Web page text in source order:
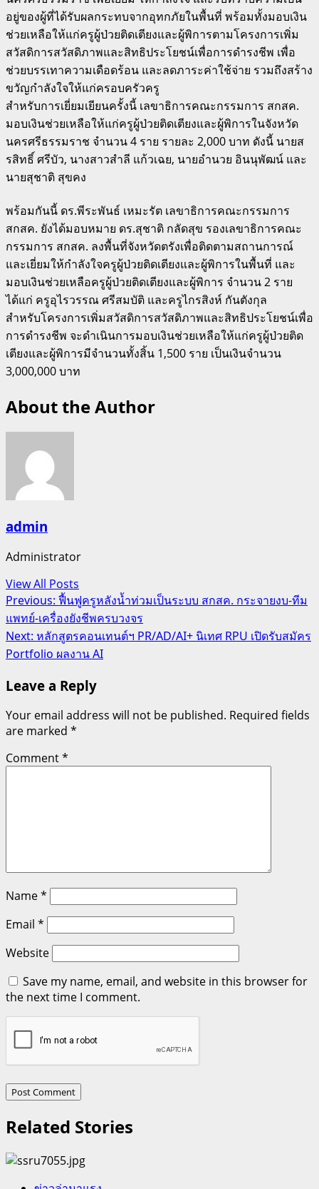
อยู่ของผู้ที่ได้รับผลกระทบจากอุทกภัยในพื้นที่ พร้อมทั้งมอบเงิน
ช่วยเหลือให้แก่ครูผู้ป่วยติดเตียงและผู้พิการตามโครงการเพิ่ม
สวัสดิการสวัสดิภาพและสิทธิประโยชน์เพื่อการดำรงชีพ เพื่อ
ช่วยบรรเทาความเดือดร้อน และลดภาระค่าใช้จ่าย รวมถึงสร้าง
ขวัญกำลังใจให้แก่ครอบครัวครู
สำหรับการเยี่ยมเยียนครั้งนี้ เลขาธิการคณะกรรมการ สกสค.
มอบเงินช่วยเหลือให้แก่ครูผู้ป่วยติดเตียงและผู้พิการในจังหวัด
นครศรีธรรมราช จำนวน 4 ราย รายละ 2,000 บาท ดังนี้ นายส
รสิทธิ์ ศรีบัว, นางสาวสำลี แก้วเฉย, นายอำนวย อินนุพัฒน์ และ
นายสุชาติ สุขคง
พร้อมกันนี้ ดร.พีระพันธ์ เหมะรัต เลขาธิการคณะกรรมการ
สกสค. ยังได้มอบหมาย ดร.สุชาติ กลัดสุข รองเลขาธิการคณะ
กรรมการ สกสค. ลงพื้นที่จังหวัดตรังเพื่อติดตามสถานการณ์
และเยี่ยมให้กำลังใจครูผู้ป่วยติดเตียงและผู้พิการในพื้นที่ และ
มอบเงินช่วยเหลือครูผู้ป่วยติดเตียงและผู้พิการ จำนวน 2 ราย
ได้แก่ ครูอุไรวรรณ ศรีสมบัติ และครูไกรสิงห์ กันตังกุล
สำหรับโครงการเพิ่มสวัสดิการสวัสดิภาพและสิทธิประโยชน์เพื่อ
การดำรงชีพ จะดำเนินการมอบเงินช่วยเหลือให้แก่ครูผู้ป่วยติด
เตียงและผู้พิการมีจำนวนทั้งสิ้น 1,500 ราย เป็นเงินจำนวน
3,000,000 บาท
About the Author
admin
Administrator
View All Posts
Post
navigation
Previous: ฟื้นฟูครูหลังน้ำท่วมเป็นระบบ สกสค. กระจายงบ-ทีม
แพทย์-เครื่องยังชีพครบวงจร
Next: หลักสูตรคอนเทนต์ฯ PR/AD/AI+ นิเทศ RPU เปิดรับสมัคร
Portfolio ผลงาน AI
Leave a Reply
Your email address will not be published. Required fields
are marked *
Comment*
Name*
Email *
Website
Save my name, email, and website in this browser for
the next time I comment.
Related Stories